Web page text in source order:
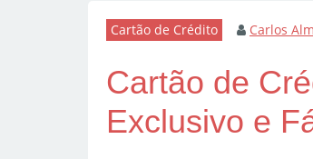
Cartão de Crédito Carlos
Cartão de
Exclusivo e